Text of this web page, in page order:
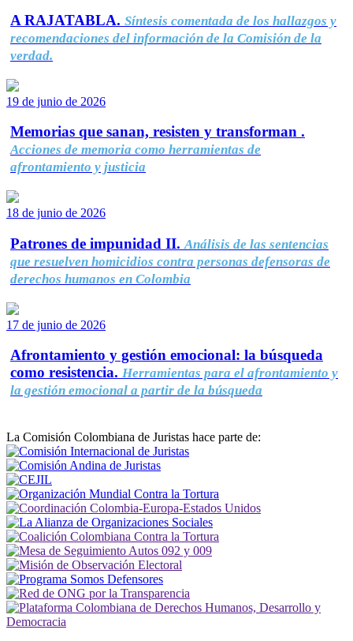
A RAJATABLA. Síntesis comentada de los hallazgos y
recomendaciones del información de la Comisión de la
verdad.
19 de junio de 2026
Memorias que sanan, resisten y transforman .
Acciones de memoria como herramientas de
afrontamiento y justicia
18 de junio de 2026
Patrones de impunidad II. Análisis de las sentencias
que resuelven homicidios contra personas defensoras de
derechos humanos en Colombia
17 de junio de 2026
Afrontamiento y gestión emocional: la búsqueda
como resistencia. Herramientas para el afrontamiento y
la gestión emocional a partir de la búsqueda
La Comisión Colombiana de Juristas hace parte de: